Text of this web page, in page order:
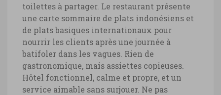
toilettes à partager. Le restaurant présente
une carte sommaire de plats indonésiens et
de plats basiques internationaux pour
nourrir les clients après une journée à
batifoler dans les vagues. Rien de
gastronomique, mais assiettes copieuses.
Hôtel fonctionnel, calme et propre, et un
service aimable sans surjouer. Ne pas